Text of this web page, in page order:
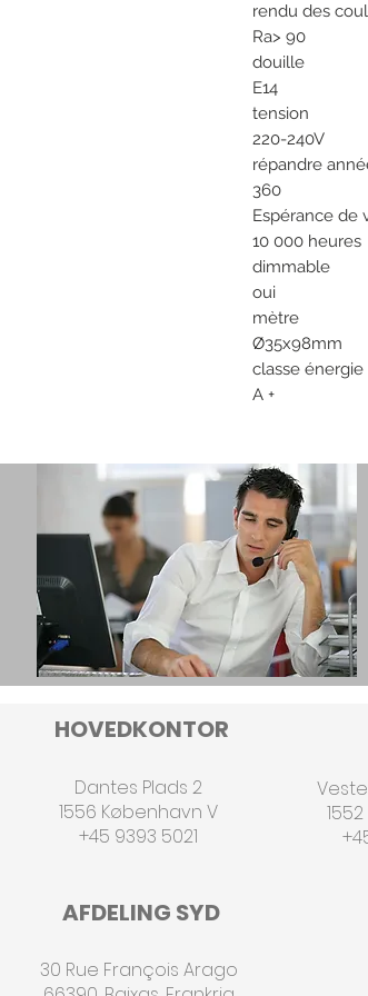
rendu des
Ra> 90
douille
E14
tension
220-240V
répandre
360
Espérance de
10 000 heures
dimmable
oui
mètre
Ø35x98mm
classe énergie
A +
HOVEDKONTOR
Dantes Plads 2
1556 København V
+45 9393 5021
AFDELING SYD
30 Rue François Arago